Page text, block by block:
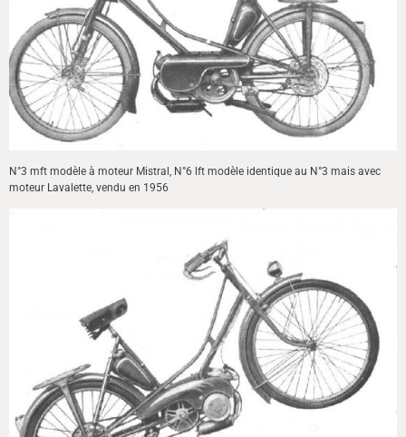
N°3 mft modèle à moteur Mistral, N°6 lft modèle identique au N°3 mais avec
moteur Lavalette, vendu en 1956